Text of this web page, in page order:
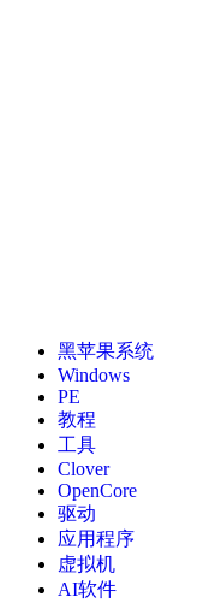
黑苹果系统
Windows
PE
教程
工具
Clover
OpenCore
驱动
应用程序
虚拟机
AI软件